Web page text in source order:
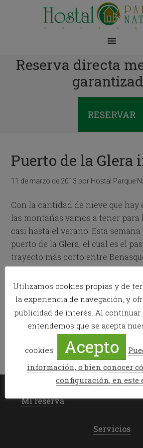
Reserva directa
RESERVAR
Puerto de la Glera
11 de marzo de 2013 por Hostal Parque
Con la cantidad de nieve que hay
las montañas vamos a tener para
casi hasta el verano. Esta
puerto de la Glera, el cual es el
trayecto más corto entre
con mal pronóstico pero la
Publicado en: Esquí de travesía
News
Etiquetado como:
,llanos del
glera
Mi reserva
Servicios
Utilizamos cookies propias y de
la experiencia de navegación, y
publicidad de interés. Al continuar
entendemos que se acepta
cookies. Acepto
información, o bien conocer
configuración, en este